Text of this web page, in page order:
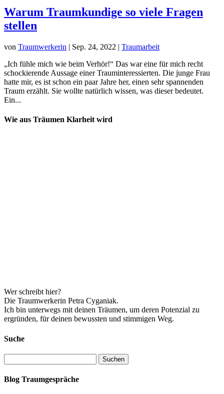
Warum Traumkundige so viele Fragen
stellen
von Traumwerkerin | Sep. 24, 2022 | Traumarbeit
„Ich fühle mich wie beim Verhör!“ Das war eine für mich recht
schockierende Aussage einer Trauminteressierten. Die junge Frau
hatte mir, es ist schon ein paar Jahre her, einen sehr spannenden
Traum erzählt. Sie wollte natürlich wissen, was dieser bedeutet.
Ein...
Wie aus Träumen Klarheit wird
Wer schreibt hier?
Die Traumwerkerin Petra Cyganiak.
Ich bin unterwegs mit deinen Träumen, um deren Potenzial zu
ergründen, für deinen bewussten und stimmigen Weg.
Suche
nach:
Blog Traumgespräche